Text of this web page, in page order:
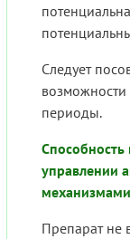
Следует
возможности
периоды.
Способность
управлении
механизмами
Препарат не